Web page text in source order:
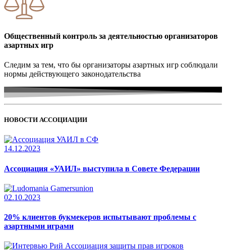
Общественный контроль за деятельностью организаторов
азартных игр
Следим за тем, что бы организаторы азартных игр соблюдали
нормы действующего законодательства
НОВОСТИ АССОЦИАЦИИ
14.12.2023
Ассоциация «УАИЛ» выступила в Совете Федерации
02.10.2023
20% клиентов букмекеров испытывают проблемы с
азартными играми